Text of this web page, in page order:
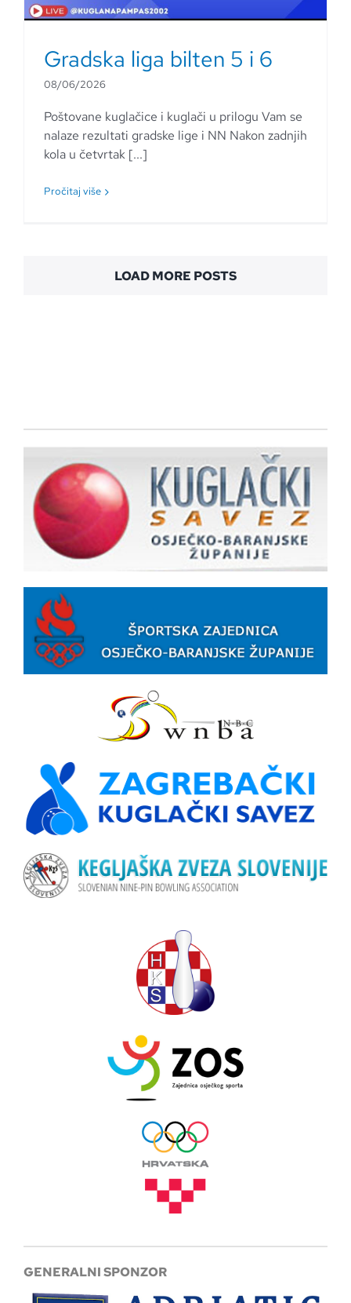
Gradska liga bilten 5 i 6
08/06/2026
Poštovane kuglačice i kuglači u prilogu Vam se
nalaze rezultati gradske lige i NN Nakon zadnjih
kola u četvrtak [...]
Pročitaj više
LOAD MORE POSTS
GENERALNI SPONZOR